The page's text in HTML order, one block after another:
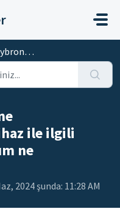
ile ilgili bildi...
ile ilgili
ne
2024 şunda: 11:28 AM